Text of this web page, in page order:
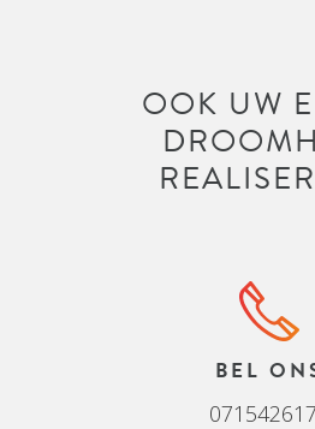
OOK UW
BEL